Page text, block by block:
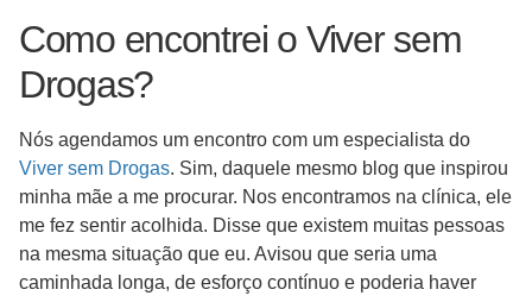
Como encontrei o Viver sem
Drogas?
Nós agendamos um encontro com um especialista do
Viver sem Drogas. Sim, daquele mesmo blog que inspirou
minha mãe a me procurar. Nos encontramos na clínica, ele
me fez sentir acolhida. Disse que existem muitas pessoas
na mesma situação que eu. Avisou que seria uma
caminhada longa, de esforço contínuo e poderia haver